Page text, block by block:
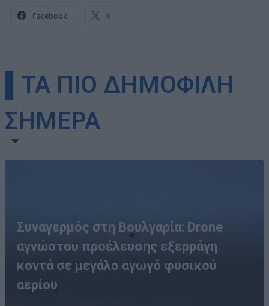
Facebook X
▌ΤΑ ΠΙΟ ΔΗΜΟΦΙΛΗ
ΣΗΜΕΡΑ
Συναγερμός στη Βουλγαρία: Drone
αγνώστου προέλευσης εξερράγη
κοντά σε μεγάλο αγωγό φυσικού
αερίου